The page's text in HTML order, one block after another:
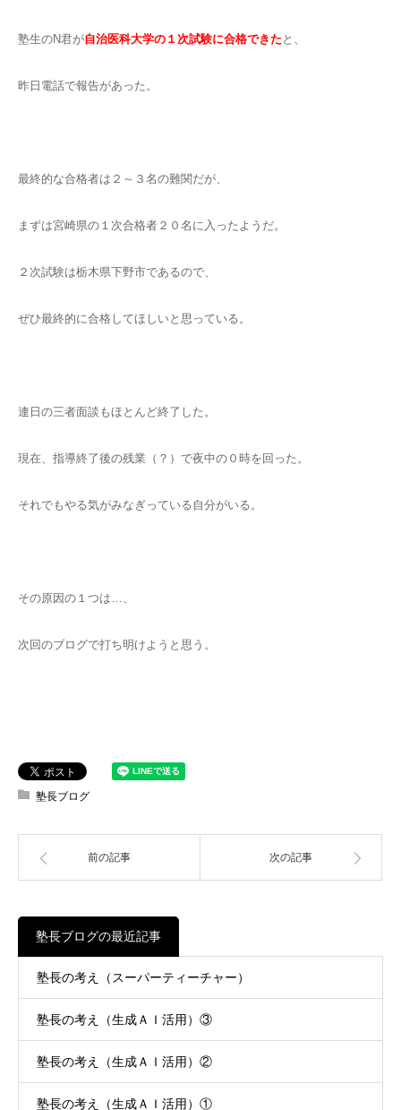
塾生のN君が自治医科大学の１次試験に合格できた と、
昨日電話で報告があった。
最終的な合格者は２～３名の難関だが、
まずは宮崎県の１次合格者２０名に入ったようだ。
２次試験は栃木県下野市であるので、
ぜひ最終的に合格してほしいと思っている。
連日の三者面談もほとんど終了した。
現在、指導終了後の残業（？）で夜中の０時を回った。
それでもやる気がみなぎっている自分がいる。
その原因の１つは…、
次回のブログで打ち明けようと思う。
塾長ブログ
前の記事 次の記事
塾長ブログの最近記事
塾長の考え（スーパーティーチャー）
塾長の考え（生成ＡＩ活用）③
塾長の考え（生成ＡＩ活用）②
塾長の考え（生成ＡＩ活用）①